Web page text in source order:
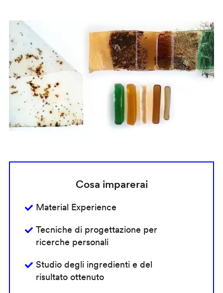
Cosa imparerai
Material Experience
Tecniche di progettazione per
ricerche personali
Studio degli ingredienti e del
risultato ottenuto